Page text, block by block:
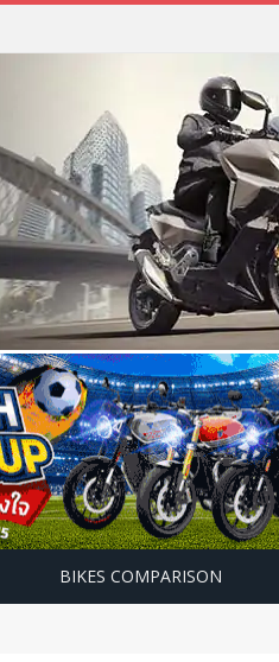
BIKES COMPARISON